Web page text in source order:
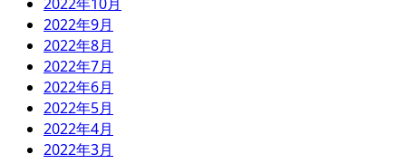
2022年9月
2022年8月
2022年7月
2022年6月
2022年5月
2022年4月
2022年3月